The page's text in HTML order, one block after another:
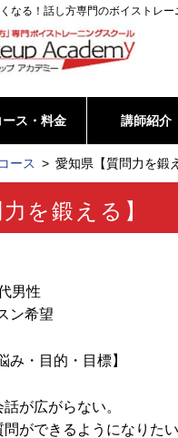
なる！話し方専門のボイストレー
ース・料金 講師紹介
ース 愛知県【質問力を鍛
を鍛える】
男性
ン希望
み・目的・目標】
が広がらない。
ができるようになりた